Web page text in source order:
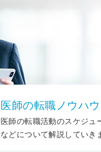
医師の転職ノウハウ
医師の転職活動のスケジュ
などについて解説していき